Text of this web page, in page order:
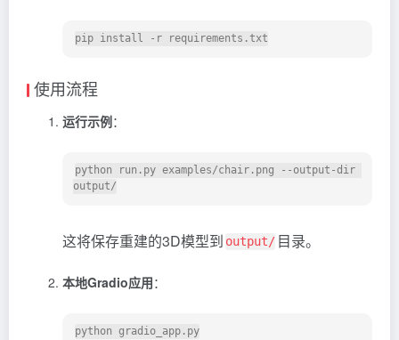
pip install -r requirements.txt
使用流程
运行示例：
python run.py examples/chair.png --output-dir
output/
这将保存重建的3D模型到 output/ 目录。
本地Gradio应用：
python gradio_app.py